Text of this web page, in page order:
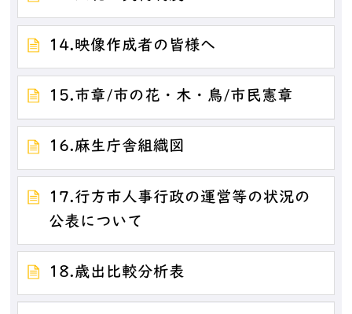
14.映像作成者の皆様へ
15.市章/市の花・木・鳥/市民憲章
16.麻生庁舎組織図
17.行方市人事行政の運営等の状況の
公表について
18.歳出比較分析表